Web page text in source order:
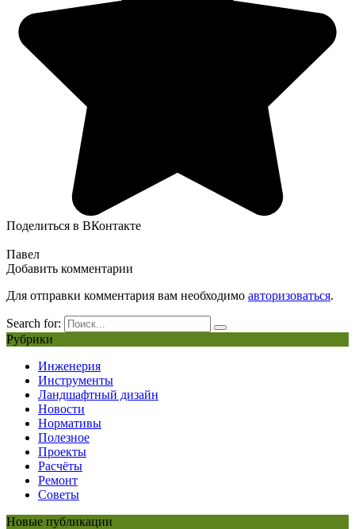
Поделиться в ВКонтакте
Павел
Добавить комментарии
Для отправки комментария вам необходимо авторизоваться.
Search for:
Рубрики
Инженерия
Инструменты
Ландшафтный дизайн
Новости
Нормативы
Полезное
Проекты
Расчёты
Ремонт
Советы
Новые публикации